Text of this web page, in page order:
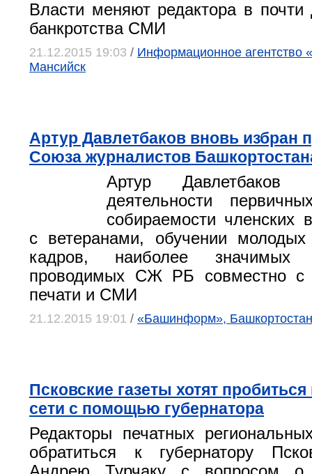
Власти меняют редактора в
банкротства СМИ
21.12.2015 19:03 / Информационное агентство
Мансийск
Артур Давлетбаков вновь избран
Союза журналистов
Артур Давлетбаков
деятельности
собираемости членских
с ветеранами, обучении молодых
кадров, наиболее значимых
проводимых СЖ РБ совместно с
печати и СМИ
21.12.2015 19:01 / «Башинформ», Башкортостан
Псковские газеты хотят
сети с помощью губернатора
Редакторы печатных
обратиться к губернатору